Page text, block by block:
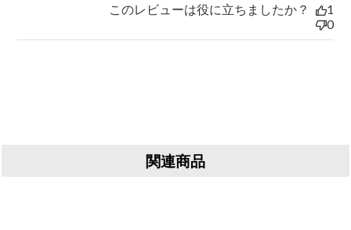
このレビューは役に立ちましたか？
1
0
関連商品